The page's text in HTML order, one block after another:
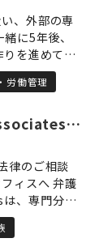
ますので、
心してご相
まることで
定だけでは
人生をどう
ただけるよ
れることを
よかった」
と思ってい
な対応を心
ご理解いた
せて頂きま
い。 ※土日
要予約）
、外部の専
に5年後、
を進めてま
容は 〇労働
給与計算業
型DC）の導
手続き など
。 会社にと
いますの
ムページを
連絡くださ
労働管理
弁護士法人ALG＆Associates 東京オフィス
律のご相談
ィスへ 弁護
、専門分野
総合病院
らゆるリー